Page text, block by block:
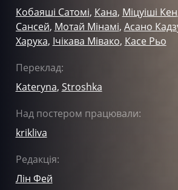
Кобаяші Сатомі, Кана, Міцуіші Кен
Сансей, Мотай Мінамі, Асано
Харука, Ічікава Мівако, Касе Рьо
Переклад:
Kateryna, Stroshka
Над постером працювали:
krikliva
Редакція:
Лін Фей